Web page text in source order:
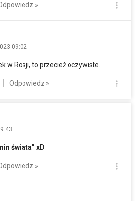
»
09:02
w Rosji, to przecież oczywiste.
Odpowiedz »
świata” xD
»